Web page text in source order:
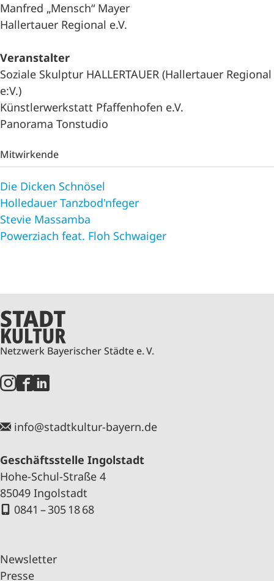
Manfred „Mensch“ Mayer
Hallertauer Regional e.V.
Veranstalter
Soziale Skulptur HALLERTAUER (Hallertauer Regional
e:V.)
Künstlerwerkstatt Pfaffenhofen e.V.
Panorama Tonstudio
Mitwirkende
Die Dicken Schnösel
Holledauer Tanzbod'nfeger
Stevie Massamba
Powerziach feat. Floh Schwaiger
Netzwerk Bayerischer Städte e. V.
info@stadtkultur-bayern.de
Geschäftsstelle Ingolstadt
Hohe-Schul-Straße 4
85049 Ingolstadt
0841 – 305 18 68
Newsletter
Presse